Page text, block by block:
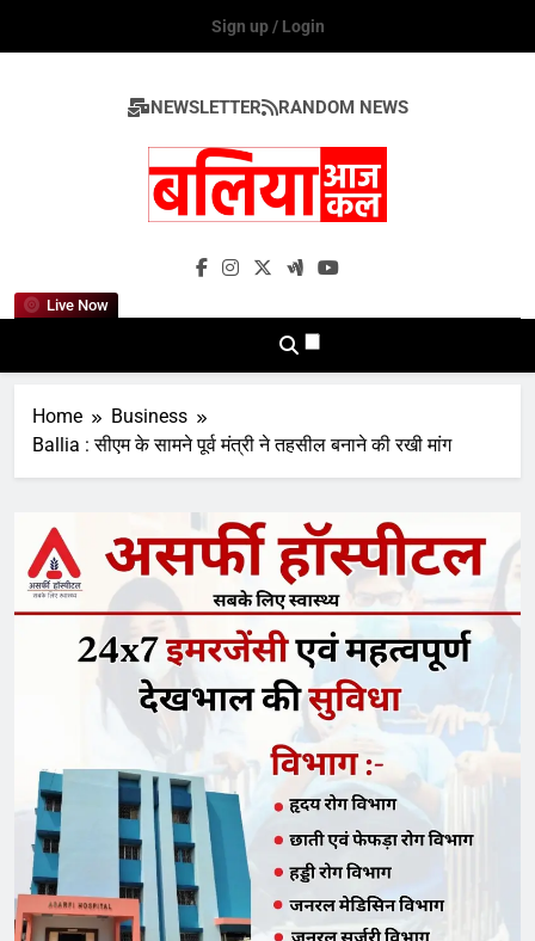
Sign up / Login
NEWSLETTER RANDOM NEWS
Live Now
Ballia Aaj Kal
Home
Business
Ballia : सीएम के सामने पूर्व मंत्री ने तहसील बनाने की रखी मांग